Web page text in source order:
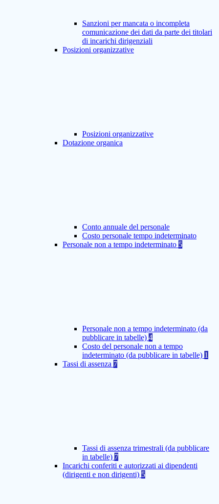
Sanzioni per mancata o incompleta
comunicazione dei dati da parte dei titolari
di incarichi dirigenziali
Posizioni organizzative
Posizioni organizzative
Dotazione organica
Conto annuale del personale
Costo personale tempo indeterminato
Personale non a tempo indeterminato 5
Personale non a tempo indeterminato (da
pubblicare in tabelle) 4
Costo del personale non a tempo
indeterminato (da pubblicare in tabelle) 1
Tassi di assenza 7
Tassi di assenza trimestrali (da pubblicare
in tabelle) 7
Incarichi conferiti e autorizzati ai dipendenti
(dirigenti e non dirigenti) 5